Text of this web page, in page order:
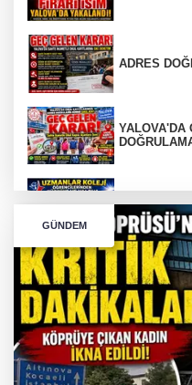
ADRES
YALOVA'DA
Başarı
Tırın
Bursa’da
GÜNDEM